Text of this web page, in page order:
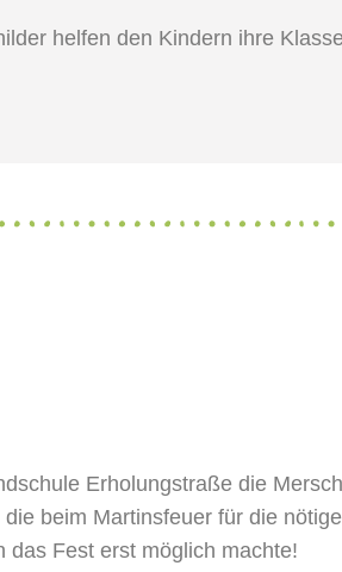
ihre Klasse zu
Erholungstraße die
beim Martinsfeuer für die
das Fest erst möglich machte!